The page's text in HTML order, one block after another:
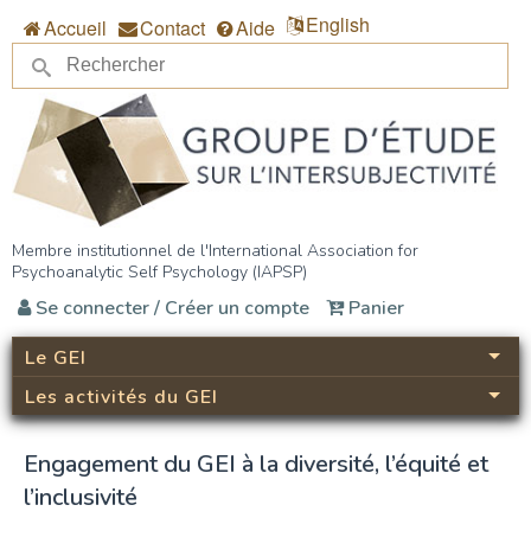
Groupe d’étude sur
l’intersubjectivité (GEI)
Membre institutionnel de l'International Association for
Psychoanalytic Self Psychology (IAPSP)
Formulaire de recherche
Accueil Contact Aide English
Se connecter / Créer un compte
Panier
Le GEI
Les activités du GEI
Engagement du GEI à la diversité, l’équité et
l’inclusivité